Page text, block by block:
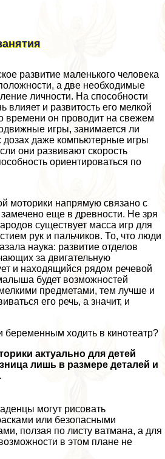
развитие маленького человека
а две необходимые
личности. На способности
влияет и развитость его мелкой
времени он проводит на свежем
игры, занимается ли
даже компьютерные игры
они развивают скорость
ориентироваться по
моторики напрямую связано с
еще в древности. Не зря
существует масса игр для
рук и пальчиков. То, что люди
наука: развитие отделов
за двигательную
и находящийся рядом речевой
будет возможностей
предметами, тем лучше и
его речь, а значит, и
ходить в кинотеатр?
актуально для детей
лишь в размере деталей и
могут рисовать
или безопасными
ползая по листу ватмана, а для
в этом плане не